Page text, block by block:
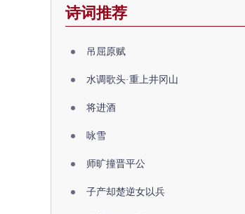
诗词推荐
吊屈原赋
水调歌头·重上井冈山
将进酒
咏雪
师旷撞晋平公
子产却楚逆女以兵